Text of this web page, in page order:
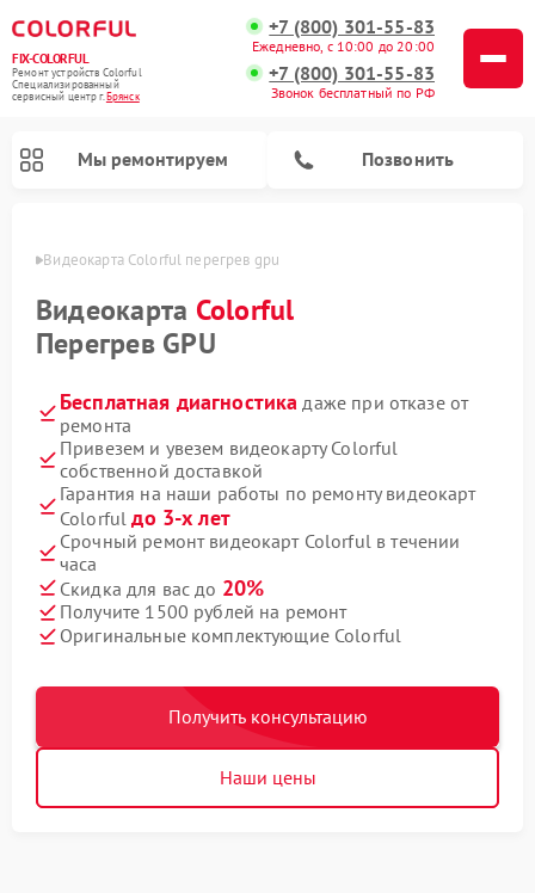
FIX-COLORFUL
Ремонт устройств Colorful
Специализированный
cервисный центр г.Брянск
+7 (800) 301-55-83
Ежедневно, с 10:00 до 20:00
+7 (800) 301-55-83
Звонок бесплатный по РФ
Мы ремонтируем Позвонить
Видеокарта Colorful перегрев gpu
Видеокарта Colorful
Перегрев GPU
Бесплатная диагностика даже при отказе от
ремонта
Привезем и увезем видеокарту Colorful
собственной доставкой
Гарантия на наши работы по ремонту видеокарт
Colorfulдо 3-х лет
Срочный ремонт видеокарт Colorful в течении
часа
Скидка для вас до 20%
Получите 1500 рублей на ремонт
Оригинальные комплектующие Colorful
Получить консультацию
Наши цены